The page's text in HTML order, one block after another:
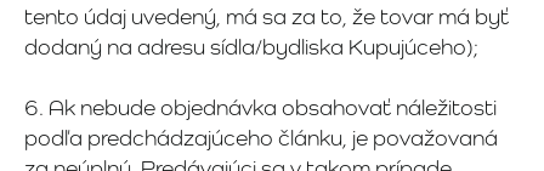
tento údaj uvedený, má sa za to, že tovar má byť
dodaný na adresu sídla/bydliska Kupujúceho);
6. Ak nebude objednávka obsahovať náležitosti
podľa predchádzajúceho článku, je považovaná